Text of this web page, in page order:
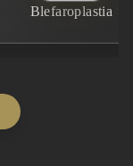
Blefaroplastia